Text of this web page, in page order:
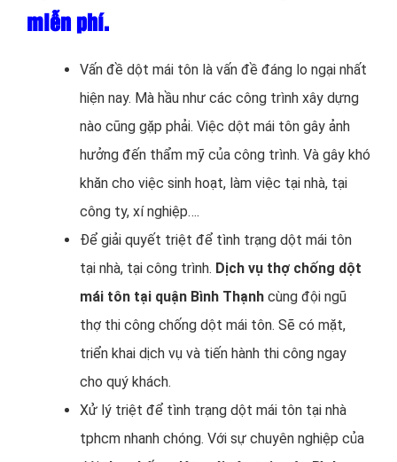
miễn phí.
Vấn đề dột mái tôn là vấn đề đáng lo ngại nhất
hiện nay. Mà hầu như các công trình xây dựng
nào cũng gặp phải. Việc dột mái tôn gây ảnh
hưởng đến thẩm mỹ của công trình. Và gây khó
khăn cho việc sinh hoạt, làm việc tại nhà, tại
công ty, xí nghiệp….
Để giải quyết triệt để tình trạng dột mái tôn
tại nhà, tại công trình. Dịch vụ thợ chống dột
mái tôn tại quận Bình Thạnh cùng đội ngũ
thợ thi công chống dột mái tôn. Sẽ có mặt,
triển khai dịch vụ và tiến hành thi công ngay
cho quý khách.
Xử lý triệt để tình trạng dột mái tôn tại nhà
tphcm nhanh chóng. Với sự chuyên nghiệp của